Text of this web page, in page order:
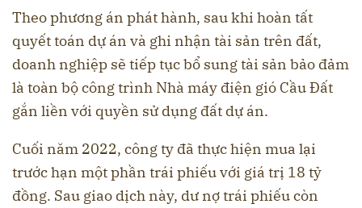
Theo phương án phát hành, sau khi hoàn tất
quyết toán dự án và ghi nhận tài sản trên đất,
doanh nghiệp sẽ tiếp tục bổ sung tài sản bảo đảm
là toàn bộ công trình Nhà máy điện gió Cầu Đất
gắn liền với quyền sử dụng đất dự án.
Cuối năm 2022, công ty đã thực hiện mua lại
trước hạn một phần trái phiếu với giá trị 18 tỷ
đồng. Sau giao dịch này, dư nợ trái phiếu còn